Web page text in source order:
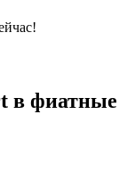
в фиатные